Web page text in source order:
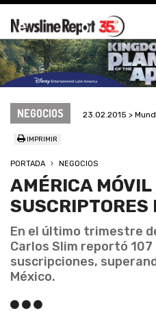
NEGOCIOS 23.02.2015 >
IMPRIMIR
PORTADA NEGOCIOS
AMÉRICA
SUSCRIPTORES
En el último trimestre
Carlos Slim reportó 107
suscripciones,
México.